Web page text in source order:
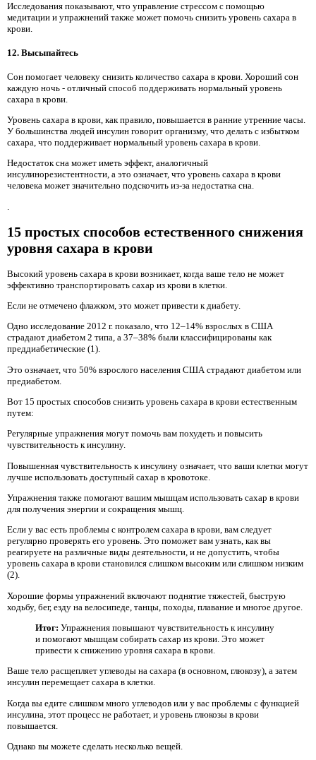
Исследования показывают, что управление стрессом с помощью
медитации и упражнений также может помочь снизить уровень сахара в
крови.
12. Высыпайтесь
Сон помогает человеку снизить количество сахара в крови. Хороший сон
каждую ночь - отличный способ поддерживать нормальный уровень
сахара в крови.
Уровень сахара в крови, как правило, повышается в ранние утренние часы.
У большинства людей инсулин говорит организму, что делать с избытком
сахара, что поддерживает нормальный уровень сахара в крови.
Недостаток сна может иметь эффект, аналогичный
инсулинорезистентности, а это означает, что уровень сахара в крови
человека может значительно подскочить из-за недостатка сна.
15 простых способов естественного снижения
уровня сахара в крови
Высокий уровень сахара в крови возникает, когда ваше тело не может
эффективно транспортировать сахар из крови в клетки.
Если не отмечено флажком, это может привести к диабету.
Одно исследование 2012 г. показало, что 12–14% взрослых в США
страдают диабетом 2 типа, а 37–38% были классифицированы как
преддиабетические (1).
Это означает, что 50% взрослого населения США страдают диабетом или
предиабетом.
Вот 15 простых способов снизить уровень сахара в крови естественным
путем:
Регулярные упражнения могут помочь вам похудеть и повысить
чувствительность к инсулину.
Повышенная чувствительность к инсулину означает, что ваши клетки могут
лучше использовать доступный сахар в кровотоке.
Упражнения также помогают вашим мышцам использовать сахар в крови
для получения энергии и сокращения мышц.
Если у вас есть проблемы с контролем сахара в крови, вам следует
регулярно проверять его уровень. Это поможет вам узнать, как вы
реагируете на различные виды деятельности, и не допустить, чтобы
уровень сахара в крови становился слишком высоким или слишком низким
(2).
Хорошие формы упражнений включают поднятие тяжестей, быструю
ходьбу, бег, езду на велосипеде, танцы, походы, плавание и многое другое.
Итог: Упражнения повышают чувствительность к инсулину
и помогают мышцам собирать сахар из крови. Это может
привести к снижению уровня сахара в крови.
Ваше тело расщепляет углеводы на сахара (в основном, глюкозу), а затем
инсулин перемещает сахара в клетки.
Когда вы едите слишком много углеводов или у вас проблемы с функцией
инсулина, этот процесс не работает, и уровень глюкозы в крови
повышается.
Однако вы можете сделать несколько вещей.